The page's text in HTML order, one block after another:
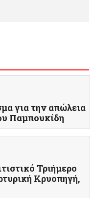
για την απώλεια
Παμπουκίδη
Τριήμερο
Κρυοπηγή,